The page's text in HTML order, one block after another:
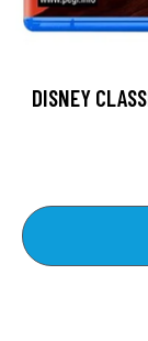
DISNEY